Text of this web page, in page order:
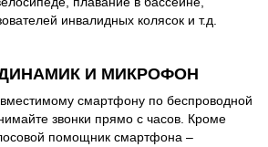
инвалидных колясок и т.д.
И МИКРОФОН
смартфону по беспроводной
звонки прямо с часов. Кроме
помощник смартфона –